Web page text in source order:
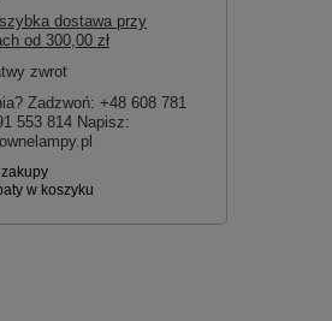
dostawa przy
od 300,00 zł
zwrot
Zadzwoń: +48 608 781
553 814 Napisz: